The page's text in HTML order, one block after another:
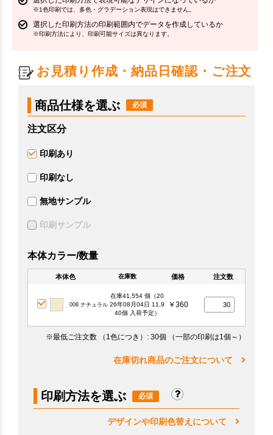
※1色印刷では、多色・グラデーション表現はできません。
選択した印刷方法の印刷範囲内でデータを作成しているか
※印刷方法により、印刷可能サイズは異なります。
お見積り作成・納品日確認・ご注文
商品仕様を選ぶ
注文区分
印刷あり
印刷なし
無地サンプル
印刷サンプル
本体カラー/数量
本体色 在庫数 価格 注文数
008 ナチュラル
在庫41,554 個（20
26年08月04日 11,9
40個 入荷予定）
￥360
※最低ご注文数 （1色につき） : 30個 （一部の印刷は1個～）
在庫切れ商品のご注文について
印刷方法を選ぶ
デザインや印刷色替えについて